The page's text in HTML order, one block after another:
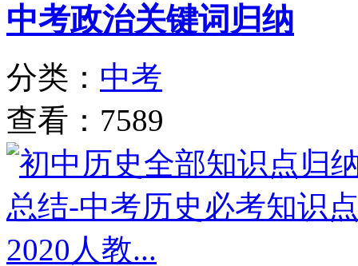
中考政治关键词归纳
分类： 中考
查看：7589